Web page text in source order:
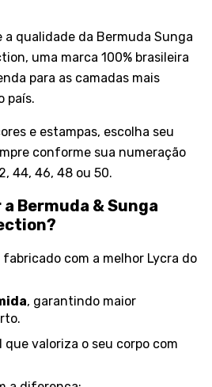
a qualidade da Bermuda Sunga
uma marca 100% brasileira
para as camadas mais
país.
e estampas, escolha seu
conforme sua numeração
44, 46, 48 ou 50.
Bermuda & Sunga
fabricado com a melhor Lycra do
, garantindo maior
que valoriza o seu corpo com